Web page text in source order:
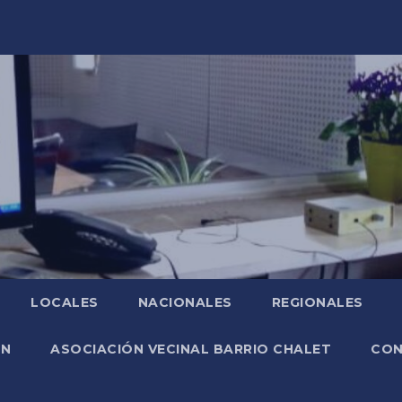
LOCALES NACIONALES REGIONALES
ASOCIACIÓN VECINAL BARRIO CHALET